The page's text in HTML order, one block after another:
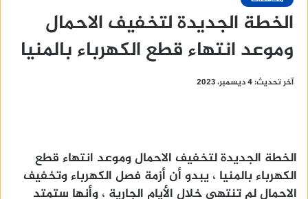
الخطة الجديدة لتخفيف الاحمال
وموعد انتهاء قطع الكهرباء بالمنيا
آخر تحديث: 4 ديسمبر، 2023
الخطة الجديدة لتخفيف الاحمال وموعد انتهاء قطع
الكهرباء بالمنيا ، يبدو أن أزمة فصل الكهرباء وتخفيف
الاحمال لم تنتهي خلال الأيام الجارية ، وأنها ستمتد